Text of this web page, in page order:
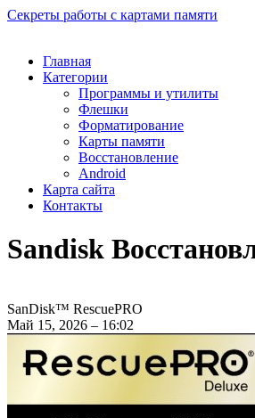
Секреты работы с картами памяти
Главная
Категории
Программы и утилиты
Флешки
Форматирование
Карты памяти
Восстановление
Android
Карта сайта
Контакты
Sandisk
SanDisk™ RescuePRO
Май 15, 2026 – 16:02